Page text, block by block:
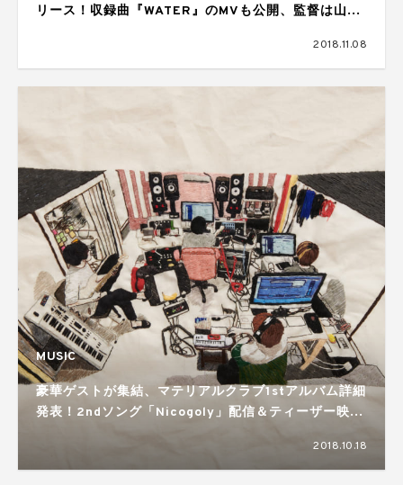
リース！収録曲『WATER』のMVも公開、監督は山田
2018.11.08
MUSIC
豪華ゲストが集結、マテリアルクラブ1stアルバム詳細
発表！2ndソング「Nicogoly」配信＆ティーザー映像
2018.10.18